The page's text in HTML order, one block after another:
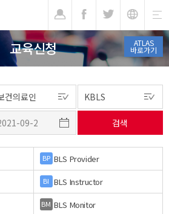
ATLAS
바로가기
교육신청
BP BLS Provider
BI BLS Instructor
BM BLS Monitor